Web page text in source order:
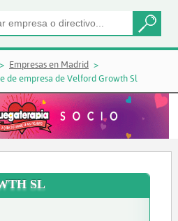
Empresas en Madrid
de empresa de Velford Growth Sl
SL